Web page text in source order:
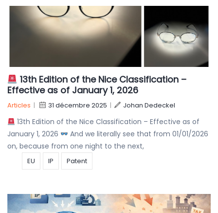
13th Edition of the Nice Classification –
Effective as of January 1, 2026
Articles | 31 décembre 2025 | Johan Dedeckel
13th Edition of the Nice Classification – Effective as of
January 1, 2026
And we literally see that from 01/01/2026
on, because from one night to the next,
EU IP Patent